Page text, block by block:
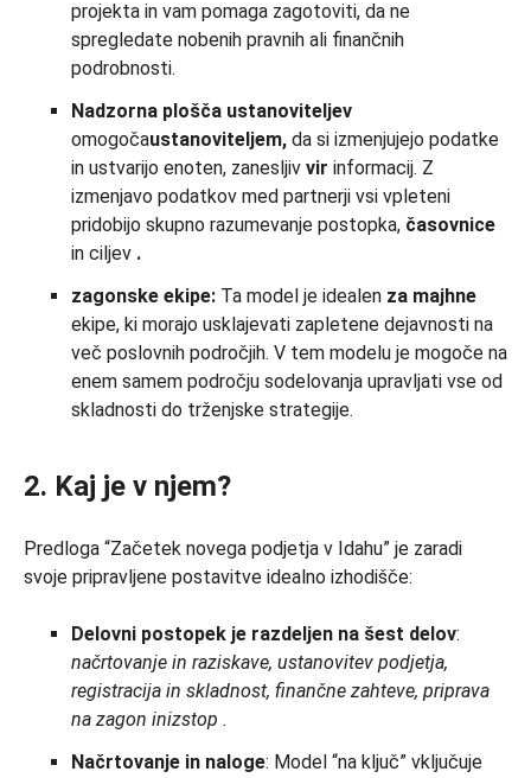
projekta in vam pomaga zagotoviti, da ne
spregledate nobenih pravnih ali finančnih
podrobnosti.
Nadzorna plošča ustanoviteljev
omogočaustanoviteljem, da si izmenjujejo podatke
in ustvarijo enoten, zanesljiv vir informacij. Z
izmenjavo podatkov med partnerji vsi vpleteni
pridobijo skupno razumevanje postopka, časovnice
in ciljev .
zagonske ekipe: Ta model je idealen za majhne
ekipe, ki morajo usklajevati zapletene dejavnosti na
več poslovnih področjih. V tem modelu je mogoče na
enem samem področju sodelovanja upravljati vse od
skladnosti do trženjske strategije.
2. Kaj je v njem?
Predloga “Začetek novega podjetja v Idahu” je zaradi
svoje pripravljene postavitve idealno izhodišče:
Delovni postopek je razdeljen na šest delov:
načrtovanje in raziskave, ustanovitev podjetja,
registracija in skladnost, finančne zahteve, priprava
na zagon inizstop .
Načrtovanje in naloge: Model “na ključ” vključuje